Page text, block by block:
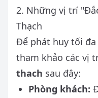
2. Những vị trí
Thạch
Để phát huy tối
tham khảo các vị
thach sau đây:
Phòng khách: